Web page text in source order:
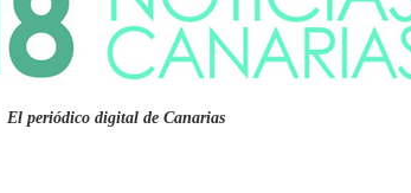
El periódico digital de Canarias